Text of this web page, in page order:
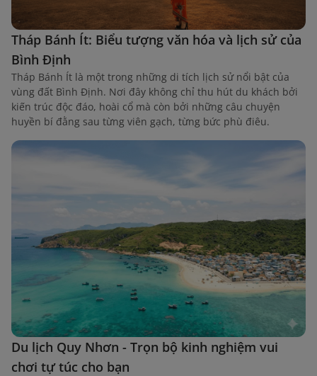
Tháp Bánh Ít: Biểu tượng văn hóa và lịch sử của
Bình Định
Tháp Bánh Ít là một trong những di tích lịch sử nổi bật của
vùng đất Bình Định. Nơi đây không chỉ thu hút du khách bởi
kiến trúc độc đáo, hoài cổ mà còn bởi những câu chuyện
huyền bí đằng sau từng viên gạch, từng bức phù điêu.
Du lịch Quy Nhơn - Trọn bộ kinh nghiệm vui
chơi tự túc cho bạn